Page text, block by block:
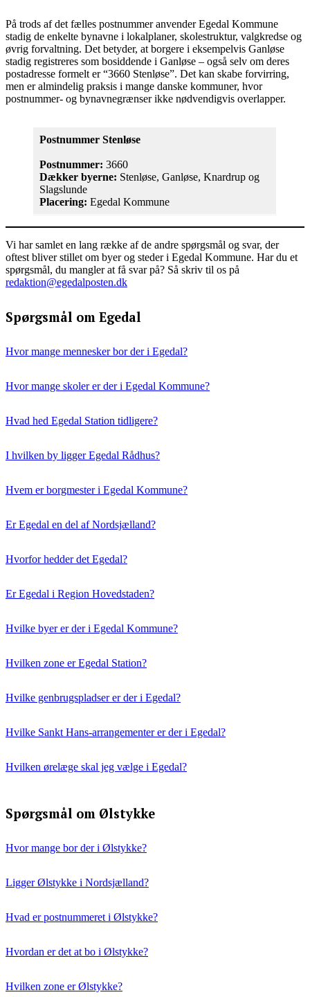
På trods af det fælles postnummer anvender Egedal Kommune
stadig de enkelte bynavne i lokalplaner, skolestruktur, valgkredse og
øvrig forvaltning. Det betyder, at borgere i eksempelvis Ganløse
stadig registreres som bosiddende i Ganløse – også selv om deres
postadresse formelt er “3660 Stenløse”. Det kan skabe forvirring,
men er almindelig praksis i mange danske kommuner, hvor
postnummer- og bynavnegrænser ikke nødvendigvis overlapper.
Postnummer Stenløse
Postnummer: 3660
Dækker byerne: Stenløse, Ganløse, Knardrup og
Slagslunde
Placering: Egedal Kommune
Vi har samlet en lang række af de andre spørgsmål og svar, der
oftest bliver stillet om byer og steder i Egedal Kommune. Har du et
spørgsmål, du mangler at få svar på? Så skriv til os på
redaktion@egedalposten.dk
Spørgsmål om Egedal
Hvor mange mennesker bor der i Egedal?
Hvor mange skoler er der i Egedal Kommune?
Hvad hed Egedal Station tidligere?
I hvilken by ligger Egedal Rådhus?
Hvem er borgmester i Egedal Kommune?
Er Egedal en del af Nordsjælland?
Hvorfor hedder det Egedal?
Er Egedal i Region Hovedstaden?
Hvilke byer er der i Egedal Kommune?
Hvilken zone er Egedal Station?
Hvilke genbrugspladser er der i Egedal?
Hvilke Sankt Hans-arrangementer er der i Egedal?
Hvilken ørelæge skal jeg vælge i Egedal?
Spørgsmål om Ølstykke
Hvor mange bor der i Ølstykke?
Ligger Ølstykke i Nordsjælland?
Hvad er postnummeret i Ølstykke?
Hvordan er det at bo i Ølstykke?
Hvilken zone er Ølstykke?